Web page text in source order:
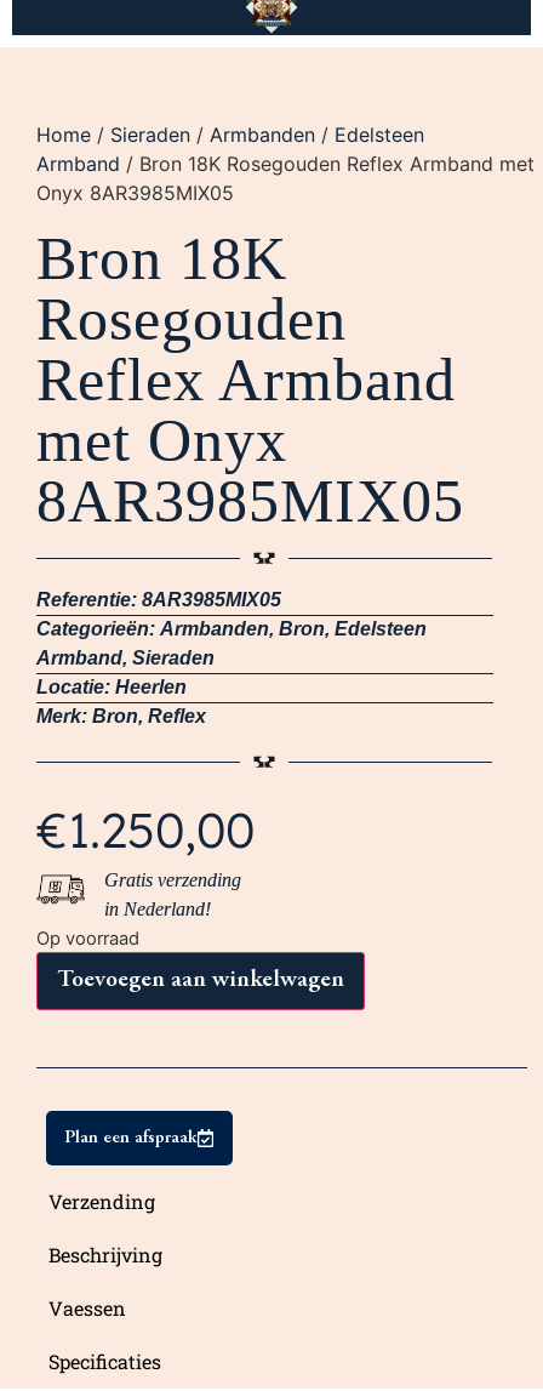
Home / Sieraden / Armbanden / Edelsteen
Armband / Bron 18K Rosegouden Reflex Armband met
Onyx 8AR3985MIX05
Bron 18K
Rosegouden
Reflex Armband
met Onyx
8AR3985MIX05
Referentie: 8AR3985MIX05
Categorieën: Armbanden, Bron, Edelsteen
Armband, Sieraden
Locatie: Heerlen
Merk: Bron, Reflex
€1.250,00
Gratis verzending
in Nederland!
Op voorraad
Toevoegen aan winkelwagen
Plan een afspraak
Verzending
Beschrijving
Vaessen
Specificaties